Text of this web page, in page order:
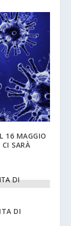
16 MAGGIO
SARÀ
DI